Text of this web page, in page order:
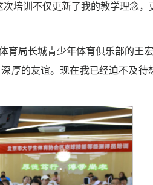
培训不仅更新了我的教学理念，
育局长城青少年体育俱乐部的王
厚的友谊。现在我已经迫不及待